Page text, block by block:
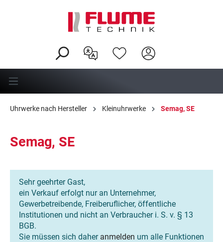
Uhrwerke nach Hersteller Kleinuhrwerke Semag, SE
Semag, SE
Sehr geehrter Gast,
ein Verkauf erfolgt nur an Unternehmer,
Gewerbetreibende, Freiberuflicher, öffentliche
Institutionen und nicht an Verbraucher i. S. v. § 13
BGB.
Sie müssen sich daher anmelden um alle Funktionen